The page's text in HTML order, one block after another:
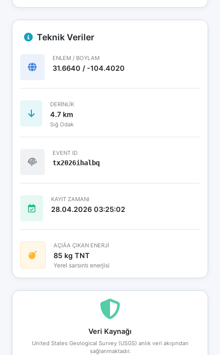
Teknik Veriler
ENLEM / BOYLAM
31.6640 / -104.4020
DERINLIK
4.7 km
Sığ Odak
EVENT ID
tx2026ihalbq
KAYIT ZAMANI
28.04.2026 03:25:02
AÇIÄA ÇIKAN ENERJİ
85 kg TNT
Yerel sarsıntı enerjisi
Veri Kaynağı
United States Geological Survey (USGS) anlık veri akışından
sağlanmaktadır.